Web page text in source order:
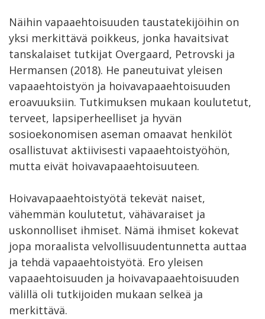
Näihin vapaaehtoisuuden taustatekijöihin on
yksi merkittävä poikkeus, jonka havaitsivat
tanskalaiset tutkijat Overgaard, Petrovski ja
Hermansen (2018). He paneutuivat yleisen
vapaaehtoistyön ja hoivavapaaehtoisuuden
eroavuuksiin. Tutkimuksen mukaan koulutetut,
terveet, lapsiperheelliset ja hyvän
sosioekonomisen aseman omaavat henkilöt
osallistuvat aktiivisesti vapaaehtoistyöhön,
mutta eivät hoivavapaaehtoisuuteen.
Hoivavapaaehtoistyötä tekevät naiset,
vähemmän koulutetut, vähävaraiset ja
uskonnolliset ihmiset. Nämä ihmiset kokevat
jopa moraalista velvollisuudentunnetta auttaa
ja tehdä vapaaehtoistyötä. Ero yleisen
vapaaehtoisuuden ja hoivavapaaehtoisuuden
välillä oli tutkijoiden mukaan selkeä ja
merkittävä.